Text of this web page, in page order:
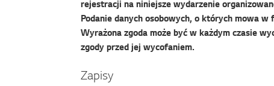
rejestracji na niniejsze wydarzenie
Podanie danych osobowych, o których mowa
Wyrażona zgoda może być w każdym czasie
zgody przed jej wycofaniem.
Zapisy